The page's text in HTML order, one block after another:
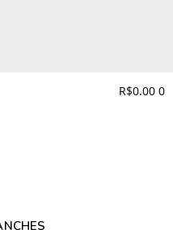
R$0.00 0